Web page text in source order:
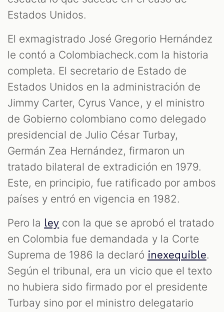
Estados Unidos.
El exmagistrado José Gregorio Hernández
le contó a Colombiacheck.com la historia
completa. El secretario de Estado de
Estados Unidos en la administración de
Jimmy Carter, Cyrus Vance, y el ministro
de Gobierno colombiano como delegado
presidencial de Julio César Turbay,
Germán Zea Hernández, firmaron un
tratado bilateral de extradición en 1979.
Este, en principio, fue ratificado por ambos
países y entró en vigencia en 1982.
Pero la ley con la que se aprobó el tratado
en Colombia fue demandada y la Corte
Suprema de 1986 la declaró inexequible.
Según el tribunal, era un vicio que el texto
no hubiera sido firmado por el presidente
Turbay sino por el ministro delegatario